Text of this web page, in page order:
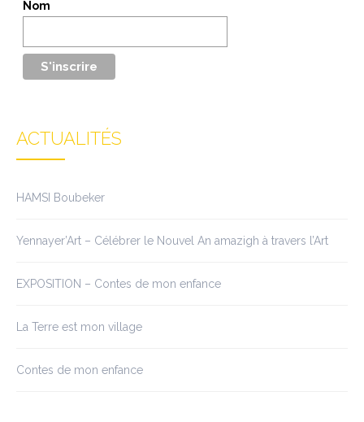
Nom
ACTUALITÉS
HAMSI Boubeker
Yennayer’Art – Célébrer le Nouvel An amazigh à travers l’Art
EXPOSITION – Contes de mon enfance
La Terre est mon village
Contes de mon enfance